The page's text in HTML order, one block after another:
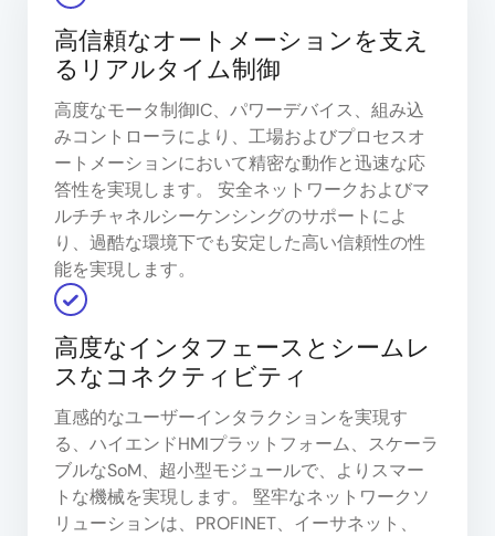
高信頼なオートメーションを支え
るリアルタイム制御
高度なモータ制御IC、パワーデバイス、組み込
みコントローラにより、工場およびプロセスオ
ートメーションにおいて精密な動作と迅速な応
答性を実現します。 安全ネットワークおよびマ
ルチチャネルシーケンシングのサポートによ
り、過酷な環境下でも安定した高い信頼性の性
能を実現します。
高度なインタフェースとシームレ
スなコネクティビティ
直感的なユーザーインタラクションを実現す
る、ハイエンドHMIプラットフォーム、スケーラ
ブルなSoM、超小型モジュールで、よりスマー
トな機械を実現します。 堅牢なネットワークソ
リューションは、PROFINET、イーサネット、